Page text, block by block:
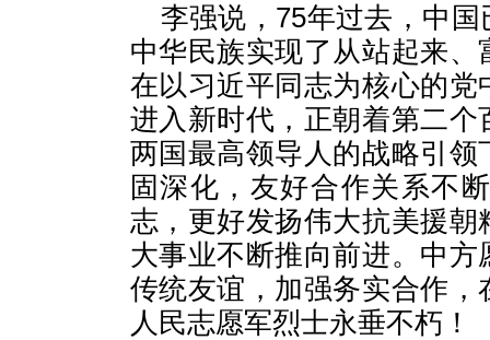
李强说，75年过去，中
中华民族实现了从站起来
在以习近平同志为核心的
进入新时代，正朝着第二
两国最高领导人的战略引
固深化，友好合作关系不
志，更好发扬伟大抗美援
大事业不断推向前进。中
传统友谊，加强务实合作
人民志愿军烈士永垂不朽！